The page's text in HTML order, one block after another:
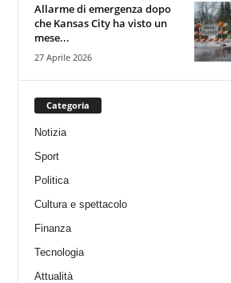
Allarme di emergenza dopo
che Kansas City ha visto un
mese...
27 Aprile 2026
Categoria
Notizia
Sport
Politica
Cultura e spettacolo
Finanza
Tecnologia
Attualità